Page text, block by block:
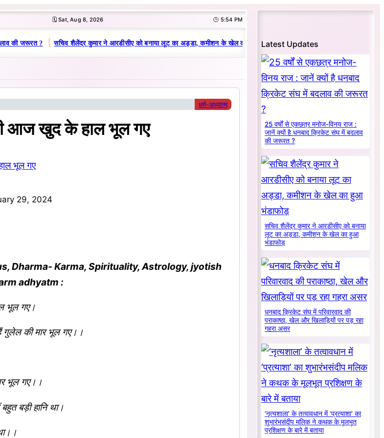
🗓️ Sat, Aug 8, 2026 🕒 5:54 PM
की जरूरत ? | सचिव शैलेंद्र कुमार ने आरडीसीए को बनाया लूट का अड्डा, कमीशन के खेल का हुआ भंडाफोड़ | धनबाद क्रिकेट संघ में परिवारवाद की
धर्म-अध्यात्म
आज खुद के हाल भूल गए
29, 2024
Dharma- Karma, Spirituality, Astrology, jyotish
adhyatm :
भूल गए।
गुलेल की मार भूल गए।।
भूल गए।।
बड़ी हानि था।
Latest Updates
25 वर्षों से एकछत्र मनोज-विनय राज :
जानें क्यों है धनबाद क्रिकेट संघ में बदलाव
की जरूरत ?
सचिव शैलेंद्र कुमार ने आरडीसीए को बनाया
लूट का अड्डा, कमीशन के खेल का हुआ
भंडाफोड़
धनबाद क्रिकेट संघ में परिवारवाद की
पराकाष्ठा, खेल और खिलाड़ियों पर पड़ रहा
गहरा असर
‘नृत्यशाला’ के तत्वावधान में ‘प्रत्याशा’ का
शुभारंभसंदीप मलिक ने कथक के मूलभूत
प्रशिक्षण के बारे में बताया